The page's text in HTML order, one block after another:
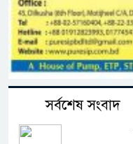
সর্বশেষ সংবাদ